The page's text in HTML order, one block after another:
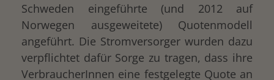
Schweden eingeführte (und 2012 auf
Norwegen ausgeweitete) Quotenmodell
angeführt. Die Stromversorger wurden dazu
verpflichtet dafür Sorge zu tragen, dass ihre
VerbraucherInnen eine festgelegte Quote an